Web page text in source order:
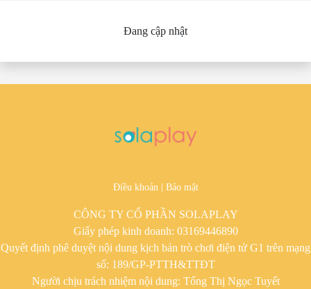
Đang cập nhật
Điều khoản| Bảo mật
CÔNG TY CỔ PHẦN SOLAPLAY
Giấy phép kinh doanh: 03169446890
Quyết định phê duyệt nội dung kịch bản trò chơi điện tử G1 trên mạng
số: 189/GP-PTTH&TTĐT
Người chịu trách nhiệm nội dung: Tống Thị Ngọc Tuyết